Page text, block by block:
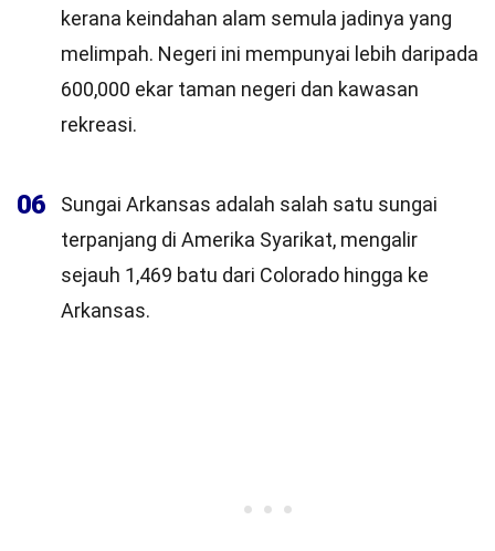
kerana keindahan alam semula jadinya yang
melimpah. Negeri ini mempunyai lebih daripada
600,000 ekar taman negeri dan kawasan
rekreasi.
06
Sungai Arkansas adalah salah satu sungai
terpanjang di Amerika Syarikat, mengalir
sejauh 1,469 batu dari Colorado hingga ke
Arkansas.